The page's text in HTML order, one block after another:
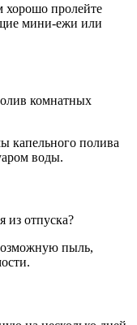
хорошо пролейте
мини-ежи или
комнатных
капельного полива
воды.
из отпуска?
пыль,